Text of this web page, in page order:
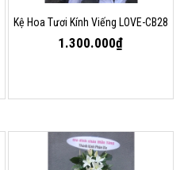
Kệ Hoa Tươi Kính Viếng LOVE-CB28
1.300.000₫